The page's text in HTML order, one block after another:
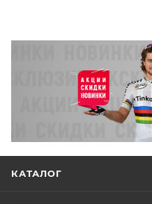
КАТАЛОГ